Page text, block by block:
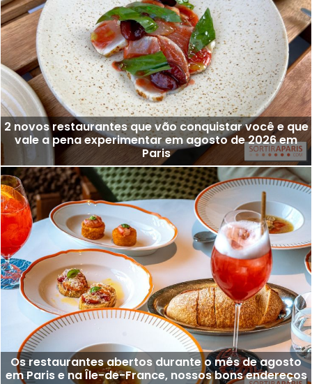
2 novos restaurantes que vão conquistar você e que
vale a pena experimentar em agosto de 2026 em
Paris
Os restaurantes abertos durante o mês de agosto
em Paris e na Île-de-France, nossos bons endereços